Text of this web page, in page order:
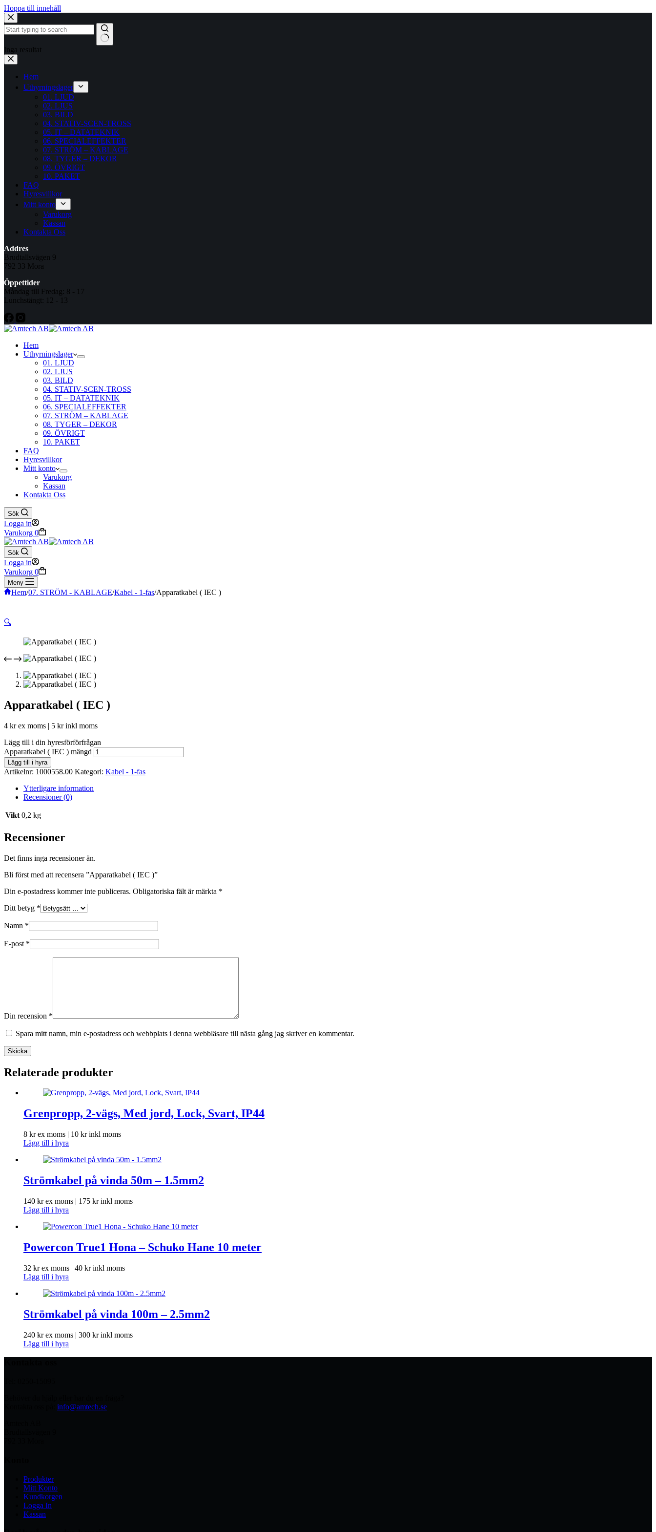
Hoppa till innehåll
Inga resultat
Hem
Uthyrningslager
01. LJUD
02. LJUS
03. BILD
04. STATIV-SCEN-TROSS
05. IT – DATATEKNIK
06. SPECIALEFFEKTER
07. STRÖM – KABLAGE
08. TYGER – DEKOR
09. ÖVRIGT
10. PAKET
FAQ
Hyresvillkor
Mitt konto
Varukorg
Kassan
Kontakta Oss
Addres
Brudtallsvägen 9
792 33 Mora
Öppettider
Måndag till Fredag: 8 - 17
Lunchstängt: 12 - 13
Hem
Uthyrningslager
01. LJUD
02. LJUS
03. BILD
04. STATIV-SCEN-TROSS
05. IT – DATATEKNIK
06. SPECIALEFFEKTER
07. STRÖM – KABLAGE
08. TYGER – DEKOR
09. ÖVRIGT
10. PAKET
FAQ
Hyresvillkor
Mitt konto
Varukorg
Kassan
Kontakta Oss
Sök
Logga in
Varukorg 0
Sök
Logga in
Varukorg 0
Meny
Hem/07. STRÖM - KABLAGE/Kabel - 1-fas/Apparatkabel ( IEC )
🔍
Apparatkabel ( IEC )
4 krex moms | 5 krinkl moms
Lägg till i din hyresförförfrågan
Apparatkabel ( IEC ) mängd
Lägg till i hyra
Artikelnr: 1000558.00 Kategori: Kabel - 1-fas
Ytterligare information
Recensioner (0)
Vikt 0,2 kg
Recensioner
Det finns inga recensioner än.
Bli först med att recensera ”Apparatkabel ( IEC )”
Din e-postadress kommer inte publiceras. Obligatoriska fält är märkta *
Ditt betyg *
Namn *
E-post *
Din recension *
Spara mitt namn, min e-postadress och webbplats i denna webbläsare till nästa gång jag skriver en kommentar.
Skicka
Relaterade produkter
Grenpropp, 2-vägs, Med jord, Lock, Svart, IP44
8 krex moms | 10 krinkl moms
Lägg till i hyra
Strömkabel på vinda 50m – 1.5mm2
140 krex moms | 175 krinkl moms
Lägg till i hyra
Powercon True1 Hona – Schuko Hane 10 meter
32 krex moms | 40 krinkl moms
Lägg till i hyra
Strömkabel på vinda 100m – 2.5mm2
240 krex moms | 300 krinkl moms
Lägg till i hyra
info@amtech.se
Produkter
Mitt Konto
Kundkorgen
Logga In
Kassan